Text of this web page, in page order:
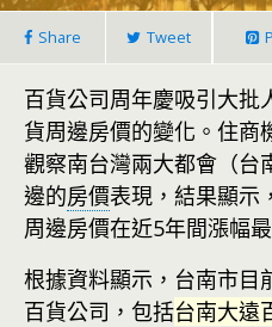
Share Tweet
百貨公司周年慶吸引大批
貨周邊房價的變化。住商
觀察南台灣兩大都會（台
邊的房價表現，結果顯示
周邊房價在近5年間漲幅
根據資料顯示，台南市目
百貨公司，包括台南大遠